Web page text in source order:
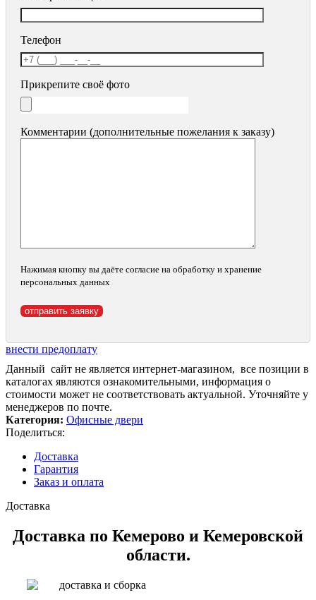
Телефон
Прикрепите своё фото
Комментарии (дополнительные пожелания к заказу)
Нажимая кнопку вы даёте согласие на обработку и хранение
персональных данных
внести предоплату
Данный сайт не является интернет-магазином, все позиции в
каталогах являются ознакомительными, информация о
стоимости может не соответствовать актуальной. Уточняйте у
менеджеров по почте.
Категория: Офисные двери
Поделиться:
Доставка
Гарантия
Заказ и оплата
Доставка
Доставка по Кемерово и Кемеровской
области.